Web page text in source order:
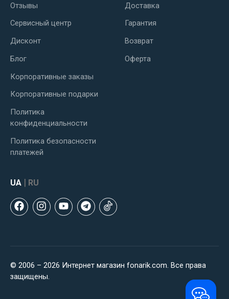
Отзывы
Сервисный центр
Дисконт
Блог
Корпоративные заказы
Корпоративные подарки
Политика
конфиденциальности
Политика безопасности
платежей
Доставка
Гарантия
Возврат
Оферта
UA | RU
© 2006 – 2026 Интернет магазин fonarik.com. Все права
защищены.